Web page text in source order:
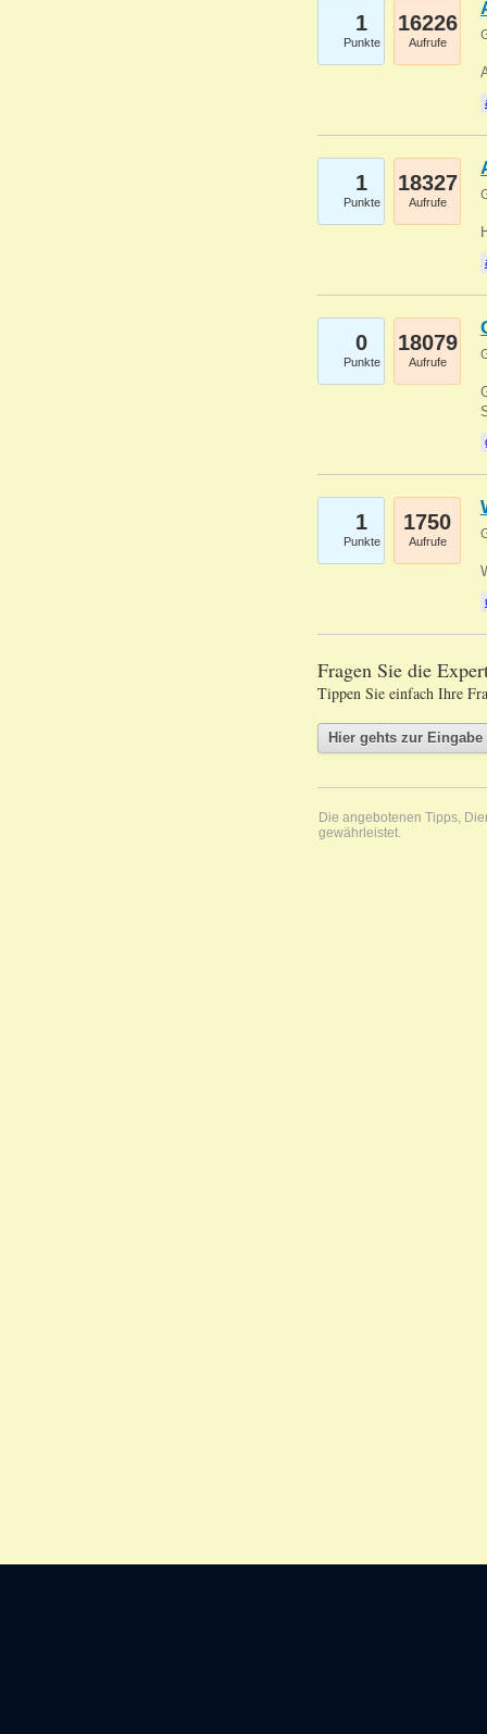
1
Punkte
16226
Aufrufe
1
Punkte
18327
Aufrufe
0
Punkte
18079
Aufrufe
1
Punkte
1750
Aufrufe
Fragen Sie die
Tippen Sie einfach Ihre
Die angebotenen Tipps,
gewährleistet.